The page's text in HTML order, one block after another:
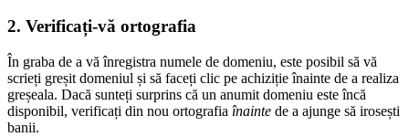
2. Verificați-vă ortografia
În graba de a vă înregistra numele de domeniu, este posibil să vă
scrieți greșit domeniul și să faceți clic pe achiziție înainte de a realiza
greșeala. Dacă sunteți surprins că un anumit domeniu este încă
disponibil, verificați din nou ortografia înainte de a ajunge să irosești
banii.